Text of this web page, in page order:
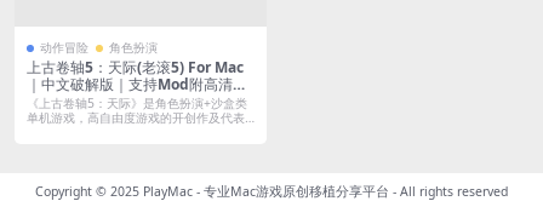
动作冒险 角色扮演
上古卷轴5：天际(老滚5) For Mac
｜中文破解版｜支持Mod附高清美
化高清材质包｜含官方3DLC+非官
大型DLC(Falskaar)
《上古卷轴5：天际》是角色扮演+沙盒类
单机游戏，高自由度游戏的开创作及代表
Copyright © 2025 PlayMac - 专业Mac游戏原创移植分享平台 - All rights reserved